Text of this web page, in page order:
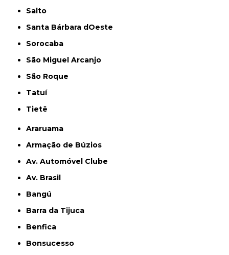
Salto
Santa Bárbara dOeste
Sorocaba
São Miguel Arcanjo
São Roque
Tatuí
Tietê
Araruama
Armação de Búzios
Av. Automóvel Clube
Av. Brasil
Bangú
Barra da Tijuca
Benfica
Bonsucesso